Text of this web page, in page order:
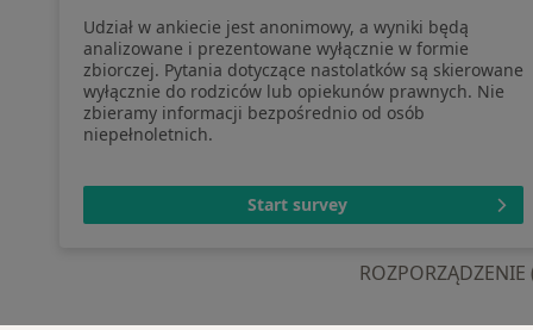
Partnerzy
Centrum prasowe
Kontakt
otwiera się w
otwiera
Udział w ankiecie jest anonimowy, a wyniki będą
analizowane i prezentowane wyłącznie w formie
zbiorczej. Pytania dotyczące nastolatków są skierowane
wyłącznie do rodziców lub opiekunów prawnych. Nie
zbieramy informacji bezpośrednio od osób
niepełnoletnich.
Start survey